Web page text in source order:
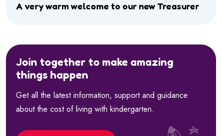
A very warm welcome to our new Treasurer
Join together to make amazing
things happen
Get all the latest information, support and guidance
about the cost of living with kindergarten.